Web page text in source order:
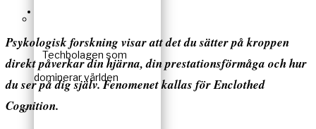
Techbolagen som
dominerar världen
Psykologisk forskning visar att det du sätter på kroppen
direkt påverkar din hjärna, din prestationsförmåga och hur
du ser på dig själv. Fenomenet kallas för Enclothed
Cognition.